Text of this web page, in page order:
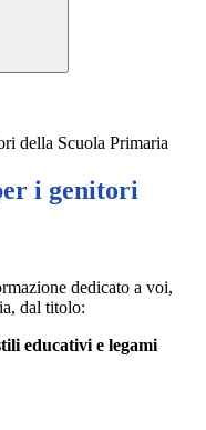
della Scuola Primaria
i genitori
dedicato a voi,
dal titolo:
educativi e legami